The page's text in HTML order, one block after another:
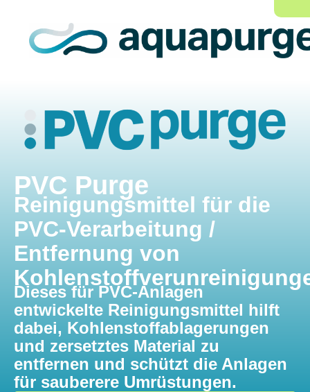
PVC Purge
Reinigungsmittel für die
PVC-Verarbeitung /
Entfernung von
Dieses für PVC-Anlagen
entwickelte Reinigungsmittel hilft
dabei, Kohlenstoffablagerungen
und zersetztes Material zu
entfernen und schützt die Anlagen
für sauberere Umrüstungen.